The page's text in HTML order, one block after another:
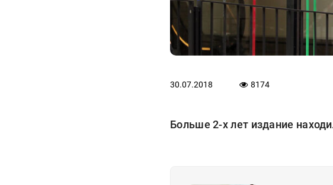
30.07.2018 8174
Больше 2-х лет издание